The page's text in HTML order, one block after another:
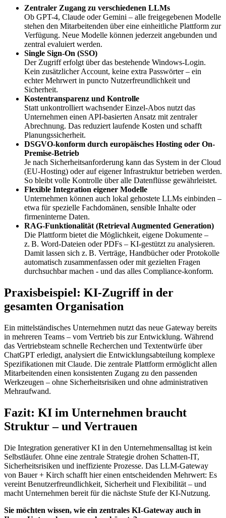
Zentraler Zugang zu verschiedenen LLMs
Ob GPT-4, Claude oder Gemini – alle freigegebenen Modelle
stehen den Mitarbeitenden über eine einheitliche Plattform zur
Verfügung. Neue Modelle können jederzeit angebunden und
zentral evaluiert werden.
Single Sign-On (SSO)
Der Zugriff erfolgt über das bestehende Windows-Login.
Kein zusätzlicher Account, keine extra Passwörter – ein
echter Mehrwert in puncto Nutzerfreundlichkeit und
Sicherheit.
Kostentransparenz und Kontrolle
Statt unkontrolliert wachsender Einzel-Abos nutzt das
Unternehmen einen API-basierten Ansatz mit zentraler
Abrechnung. Das reduziert laufende Kosten und schafft
Planungssicherheit.
DSGVO-konform durch europäisches Hosting oder On-
Premise-Betrieb
Je nach Sicherheitsanforderung kann das System in der Cloud
(EU-Hosting) oder auf eigener Infrastruktur betrieben werden.
So bleibt volle Kontrolle über alle Datenflüsse gewährleistet.
Flexible Integration eigener Modelle
Unternehmen können auch lokal gehostete LLMs einbinden –
etwa für spezielle Fachdomänen, sensible Inhalte oder
firmeninterne Daten.
RAG-Funktionalität (Retrieval Augmented Generation)
Die Plattform bietet die Möglichkeit, eigene Dokumente –
z. B. Word-Dateien oder PDFs – KI-gestützt zu analysieren.
Damit lassen sich z. B. Verträge, Handbücher oder Protokolle
automatisch zusammenfassen oder mit gezielten Fragen
durchsuchbar machen - und das alles Compliance-konform.
Praxisbeispiel: KI-Zugriff in der
gesamten Organisation
Ein mittelständisches Unternehmen nutzt das neue Gateway bereits
in mehreren Teams – vom Vertrieb bis zur Entwicklung. Während
das Vertriebsteam schnelle Recherchen und Textentwürfe über
ChatGPT erledigt, analysiert die Entwicklungsabteilung komplexe
Spezifikationen mit Claude. Die zentrale Plattform ermöglicht allen
Mitarbeitenden einen konsistenten Zugang zu den passenden
Werkzeugen – ohne Sicherheitsrisiken und ohne administrativen
Mehraufwand.
Fazit: KI im Unternehmen braucht
Struktur – und Vertrauen
Die Integration generativer KI in den Unternehmensalltag ist kein
Selbstläufer. Ohne eine zentrale Strategie drohen Schatten-IT,
Sicherheitsrisiken und ineffiziente Prozesse. Das LLM-Gateway
von Bauer + Kirch schafft hier einen entscheidenden Mehrwert: Es
vereint Benutzerfreundlichkeit, Sicherheit und Flexibilität – und
macht Unternehmen bereit für die nächste Stufe der KI-Nutzung.
Sie möchten wissen, wie ein zentrales KI-Gateway auch in